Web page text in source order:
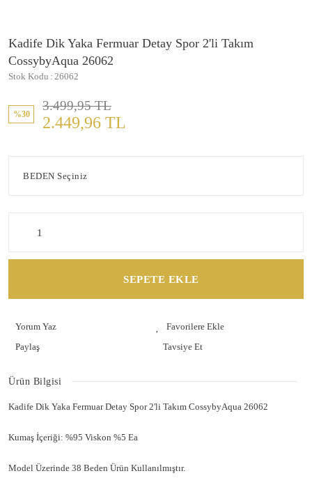
Kadife Dik Yaka Fermuar Detay Spor 2'li Takım
CossybyAqua 26062
Stok Kodu 26062
%30
3.499,95 TL
2.449,96 TL
SEPETE EKLE
Yorum Yaz
Paylaş
Tavsiye Et
Ürün Bilgisi
Kadife Dik Yaka Fermuar Detay Spor 2'li Takım CossybyAqua 26062
Kumaş İçeriği: %95 Viskon %5 Ea
Model Üzerinde 38 Beden Ürün Kullanılmıştır.